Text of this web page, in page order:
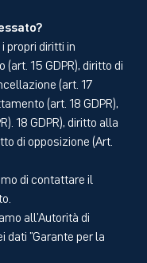
propri diritti in
15 GDPR), diritto di
(art. 17
(art. 18 GDPR),
18 GDPR), diritto alla
di opposizione (Art.
di contattare il
all'Autorità di
dati "Garante per la